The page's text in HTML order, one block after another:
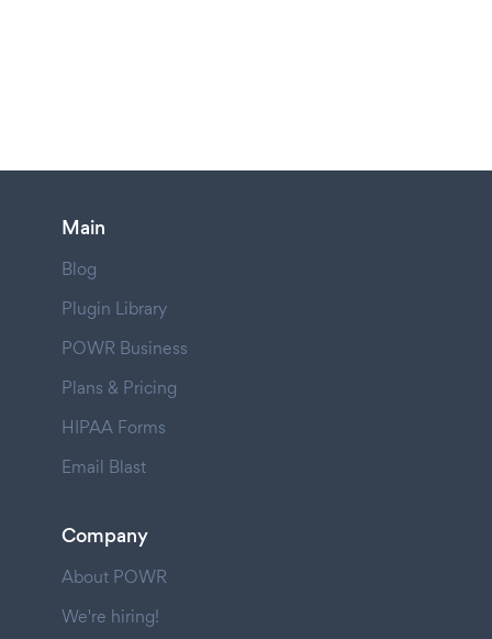
Main
Blog
Plugin Library
POWR Business
Plans & Pricing
HIPAA Forms
Email Blast
Company
About POWR
We're hiring!